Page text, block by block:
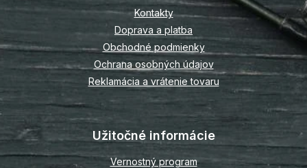
e
Kontakty
Doprava a platba
Obchodné podmienky
Ochrana osobných údajov
Reklamácia a vrátenie tovaru
Užitočné informácie
Vernostný program